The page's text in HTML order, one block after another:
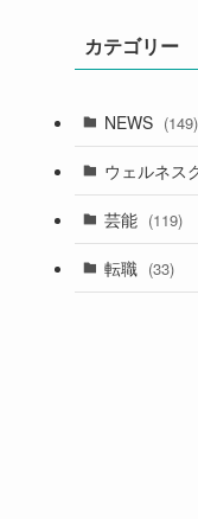
カテゴリー
NEWS (149)
ウェルネス
芸能 (119)
転職 (33)